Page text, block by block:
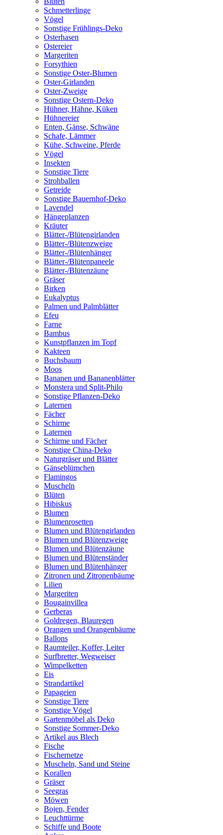
Schmetterlinge
Vögel
Sonstige Frühlings-Deko
Osterhasen
Ostereier
Margeriten
Forsythien
Sonstige Oster-Blumen
Oster-Girlanden
Oster-Zweige
Sonstige Ostern-Deko
Hühner, Hähne, Küken
Hühnereier
Enten, Gänse, Schwäne
Schafe, Lämmer
Kühe, Schweine, Pferde
Vögel
Insekten
Sonstige Tiere
Strohballen
Getreide
Sonstige Bauernhof-Deko
Lavendel
Hängeplanzen
Kräuter
Blätter-/Blütengirlanden
Blätter-/Blütenzweige
Blätter-/Blütenhänger
Blätter-/Blütenpaneele
Blätter-/Blütenzäune
Gräser
Birken
Eukalyptus
Palmen und Palmblätter
Efeu
Farne
Bambus
Kunstpflanzen im Topf
Kakteen
Buchsbaum
Moos
Bananen und Bananenblätter
Monstera und Split-Philo
Sonstige Pflanzen-Deko
Laternen
Fächer
Schirme
Laternen
Schirme und Fächer
Sonstige China-Deko
Naturgräser und Blätter
Gänseblümchen
Flamingos
Muscheln
Blüten
Hibiskus
Blumen
Blumenrosetten
Blumen und Blütengirlanden
Blumen und Blütenzweige
Blumen und Blütenzäune
Blumen und Blütenständer
Blumen und Blütenhänger
Zitronen und Zitronenbäume
Lilien
Margeriten
Bougainvillea
Gerberas
Goldregen, Blauregen
Orangen und Orangenbäume
Ballons
Raumteiler, Koffer, Leiter
Surfbretter, Wegweiser
Wimpelketten
Eis
Strandartikel
Papageien
Sonstige Tiere
Sonstige Vögel
Gartenmöbel als Deko
Sonstige Sommer-Deko
Artikel aus Blech
Fische
Fischernetze
Muscheln, Sand und Steine
Korallen
Gräser
Seegras
Möwen
Bojen, Fender
Leuchttürme
Schiffe und Boote